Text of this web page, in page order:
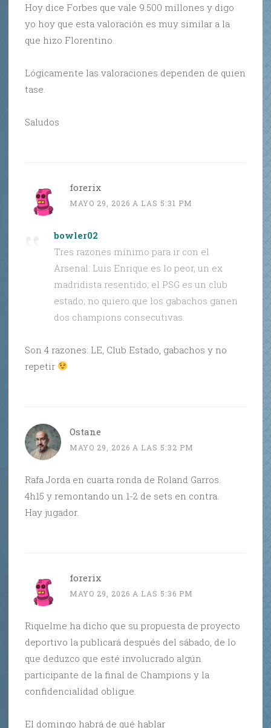
Hoy dice Forbes que vale 9.500 millones y digo
yo hoy que esta valoración es muy similar a la
que hizo Florentino.
Lógicamente las valoraciones dependen de quien
tase.
Saludos
forerix
MAYO 29, 2026 A LAS 5:31 PM
bowler02:
Tres razones mínimo para ir con el
Arsenal: Luis Enrique es lo peor, un ex
madridista resentido; el PSG es un club
estado; no quiero que los gabachos ganen
dos champions consecutivas.
Son 4 razones: LE, Club Estado, gabachos y no
repetir
Ostane
MAYO 29, 2026 A LAS 5:32 PM
Rafa Jorda en cuarta ronda de Roland Garros.
4h15 y remontando un 1-2 de sets en contra.
Hay jugador.
forerix
MAYO 29, 2026 A LAS 5:36 PM
Riquelme ha dicho que su propuesta de proyecto
deportivo la publicará después del sábado, de lo
que deduzco que esté involucrado algún
participante de la final de Champions y la
confidencialidad obligue.
El domingo habrá de qué hablar